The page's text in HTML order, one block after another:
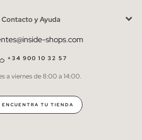
política de privacidad
SUSCRIBIRME
la suscripción en cualquier momento.
Contacto y Ayuda
shops.com
+34 900 10 32 57
a viernes de 8:00 a 14:00.
ENCUENTRA TU TIENDA